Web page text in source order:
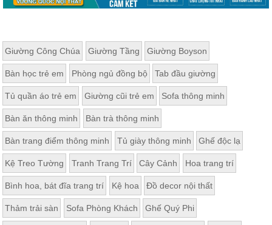
Giường Công Chúa Giường Tầng Giường Boyson
Bàn học trẻ em Phòng ngủ đồng bộ Tab đầu giường
Tủ quần áo trẻ em Giường cũi trẻ em Sofa thông minh
Bàn ăn thông minh Bàn trà thông minh
Bàn trang điểm thông minh Tủ giày thông minh Ghế độc lạ
Kệ Treo Tường Tranh Trang Trí Cây Cảnh Hoa trang trí
Bình hoa, bát đĩa trang trí Kệ hoa Đồ decor nội thất
Thảm trải sàn Sofa Phòng Khách Ghế Quý Phi